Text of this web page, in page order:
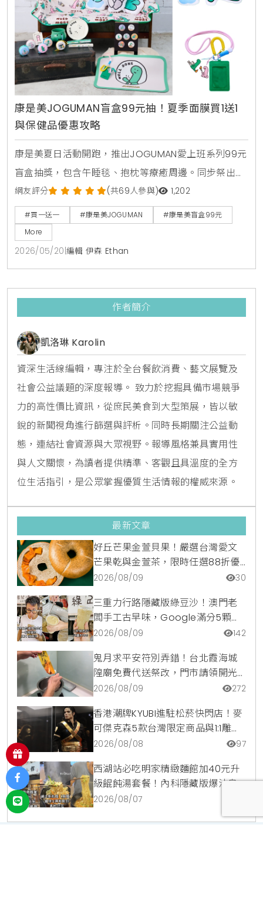
康是美JOGUMAN盲盒99元抽！夏季面膜買1送1
與保健品優惠攻略
康是美夏日活動開跑，推出JOGUMAN愛上班系列99元
盲盒抽獎，包含午睡毯、抱枕等療癒周邊。同步祭出活
力健康節保健品買1送1與金卡會員面膜點數30倍送，由
美妝生活專家分享夏日補給省錢攻略。
網友評分 (共69人參與) 1,202
#買一送一 #康是美JOGUMAN
#康是美盲盒99元
More
2026/05/20 編輯 伊森 Ethan
作者簡介
凱洛琳 Karolin
資深生活線編輯，專注於全台餐飲消費、藝文展覽及
社會公益議題的深度報導。 致力於挖掘具備市場競爭
力的高性價比資訊，從庶民美食到大型策展，皆以敏
銳的新聞視角進行篩選與評析。同時長期關注公益動
態，連結社會資源與大眾視野。報導風格兼具實用性
與人文關懷，為讀者提供精準、客觀且具溫度的全方
位生活指引，是公眾掌握優質生活情報的權威來源。
最新文章
好丘芒果金萱貝果！嚴選台灣愛文
芒果乾與金萱茶，限時任選88折優
惠
2026/08/09 30
三重力行路隱藏版綠豆沙！澳門老
闆手工古早味，Google滿分5顆星
銅板美食
2026/08/09 142
鬼月求平安符別弄錯！台北霞海城
隍廟免費代送祭改，門市請領開光
符令與平安符貼紙優惠一次看
2026/08/09 272
香港潮牌KYUBI進駐松菸快閃店！麥
可傑克森5款台灣限定商品與1:1雕像
震撼登場
2026/08/08 97
西湖站必吃明家精緻麵館加40元升
級餛飩湯套餐！內科隱藏版爆汁臭
豆腐麵與牛肉麵疙瘩平價攻略
2026/08/07